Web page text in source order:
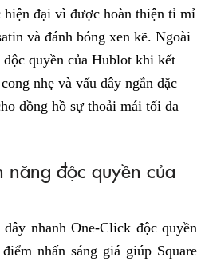
hiện đại vì được hoàn thiện tỉ mỉ
và đánh bóng xen kẽ. Ngoài
quyền của Hublot khi kết
nhẹ và vấu dây ngắn đặc
đồng hồ sự thoải mái tối đa
năng độc quyền của
nhanh One-Click độc quyền
nhấn sáng giá giúp Square